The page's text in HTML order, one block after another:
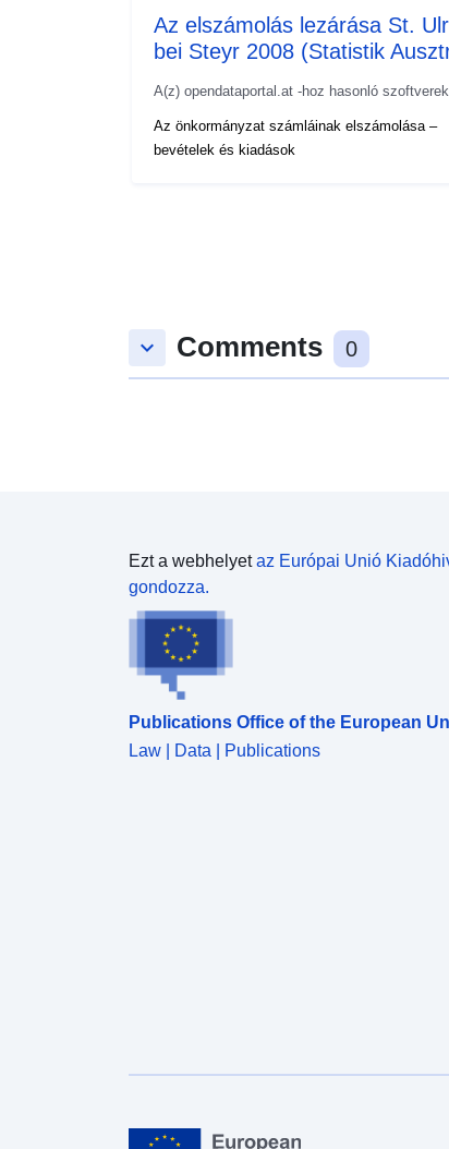
Az elszámolás lezárása St.
bei Steyr 2008 (Statistik
A(z) opendataportal.at -hoz hasonló
Az önkormányzat számláinak elszámolása –
bevételek és kiadások
keyboard_arrow_down Comments 0
Ezt a webhelyetaz Európai Unió
gondozza.
Publications Office of the European
Law | Data | Publications